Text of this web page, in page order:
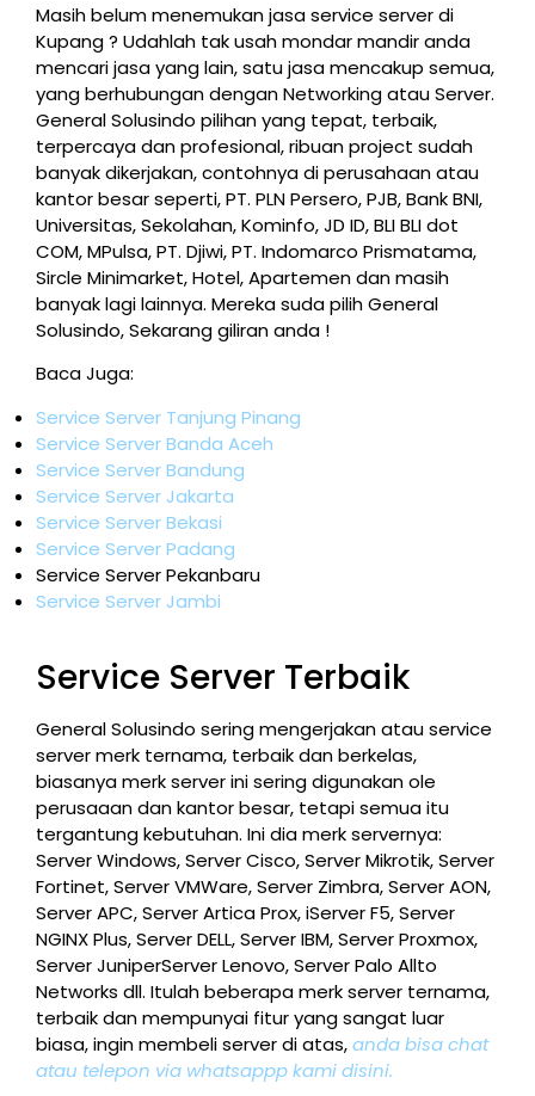
Masih belum menemukan jasa service server di
Kupang ? Udahlah tak usah mondar mandir anda
mencari jasa yang lain, satu jasa mencakup semua,
yang berhubungan dengan Networking atau Server.
General Solusindo pilihan yang tepat, terbaik,
terpercaya dan profesional, ribuan project sudah
banyak dikerjakan, contohnya di perusahaan atau
kantor besar seperti, PT. PLN Persero, PJB, Bank BNI,
Universitas, Sekolahan, Kominfo, JD ID, BLI BLI dot
COM, MPulsa, PT. Djiwi, PT. Indomarco Prismatama,
Sircle Minimarket, Hotel, Apartemen dan masih
banyak lagi lainnya. Mereka suda pilih General
Solusindo, Sekarang giliran anda !
Baca Juga:
Service Server Tanjung Pinang
Service Server Banda Aceh
Service Server Bandung
Service Server Jakarta
Service Server Bekasi
Service Server Padang
Service Server Pekanbaru
Service Server Jambi
Service Server Terbaik
General Solusindo sering mengerjakan atau service
server merk ternama, terbaik dan berkelas,
biasanya merk server ini sering digunakan ole
perusaaan dan kantor besar, tetapi semua itu
tergantung kebutuhan. Ini dia merk servernya:
Server Windows, Server Cisco, Server Mikrotik, Server
Fortinet, Server VMWare, Server Zimbra, Server AON,
Server APC, Server Artica Prox, iServer F5, Server
NGINX Plus, Server DELL, Server IBM, Server Proxmox,
Server JuniperServer Lenovo, Server Palo Allto
Networks dll. Itulah beberapa merk server ternama,
terbaik dan mempunyai fitur yang sangat luar
biasa, ingin membeli server di atas,anda bisa chat
atau telepon via whatsappp kami disini.